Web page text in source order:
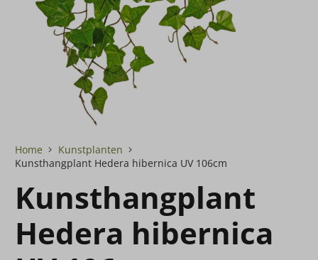
Home
Kunstplanten
Kunsthangplant Hedera hibernica UV 106cm
Kunsthangplant
Hedera hibernica